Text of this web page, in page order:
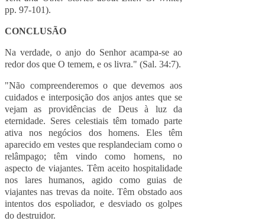
pp. 97-101).
CONCLUSÃO
Na verdade, o anjo do Senhor acampa-se ao
redor dos que O temem, e os livra." (Sal. 34:7).
"Não compreenderemos o que devemos aos
cuidados e interposição dos anjos antes que se
vejam as providências de Deus à luz da
eternidade. Seres celestiais têm tomado parte
ativa nos negócios dos homens. Eles têm
aparecido em vestes que resplandeciam como o
relâmpago; têm vindo como homens, no
aspecto de viajantes. Têm aceito hospitalidade
nos lares humanos, agido como guias de
viajantes nas trevas da noite. Têm obstado aos
intentos dos espoliador, e desviado os golpes
do destruidor.